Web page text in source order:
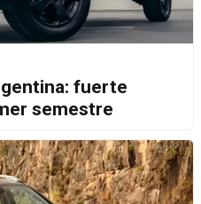
fuerte
semestre